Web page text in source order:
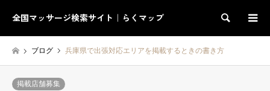
全国マッサージ検索サイト｜らくマップ 検索
ブログ 兵庫県で出張対応エリアを掲載するときの書き方
掲載店舗募集